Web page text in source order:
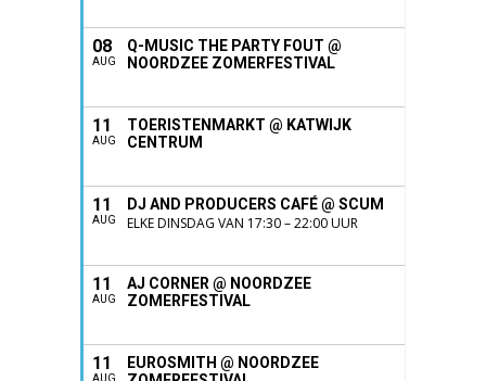
08
AUG
Q-MUSIC THE PARTY FOUT @
NOORDZEE ZOMERFESTIVAL
11
AUG
TOERISTENMARKT @ KATWIJK
CENTRUM
11
AUG
DJ AND PRODUCERS CAFÉ @ SCUM
ELKE DINSDAG VAN 17:30 – 22:00 UUR
11
AUG
AJ CORNER @ NOORDZEE
ZOMERFESTIVAL
11
AUG
EUROSMITH @ NOORDZEE